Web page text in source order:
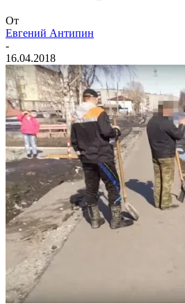
От
Евгений Антипин
-
16.04.2018